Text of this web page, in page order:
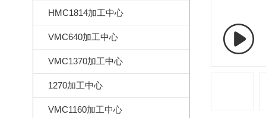
HMC1814加工中心
VMC640加工中心
VMC1370加工中心
1270加工中心
VMC1160加工中心